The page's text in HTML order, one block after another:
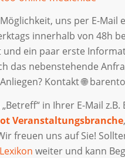
uns per E-
innerhalb von 48h
ein paar erste
das nebenstehende
Kontakt 🌐
„Betreff“ in Ihrer E-Mail
Veranstaltungsbranche
freuen uns auf Sie!
Lexikon weiter und kann